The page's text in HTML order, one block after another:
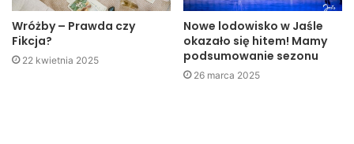
Wróżby – Prawda czy
Fikcja?
22 kwietnia 2025
Nowe lodowisko w Jaśle
okazało się hitem! Mamy
podsumowanie sezonu
26 marca 2025